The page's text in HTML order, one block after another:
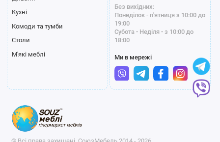
Кухні
Комоди та тумби
Столи
М'які меблі
Без вихідних:
Понеділок - п'ятниця з 10:00 до
19:00
Субота - Неділя - з 10:00 до
18:00
Ми в мережі